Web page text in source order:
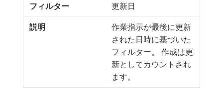
更新日
作業指示が最後に更新
された日時に基づいた
フィルター。 作成は更
新としてカウントされ
ます。